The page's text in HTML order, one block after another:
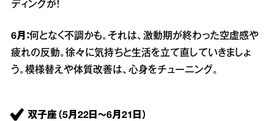
ディングが！
6月：何となく不調かも。それは、激動期が終わった空虚感や
疲れの反動。徐々に気持ちと生活を立て直していきましょ
う。模様替えや体質改善は、心身をチューニング。
双子座（5月22日～6月21日）